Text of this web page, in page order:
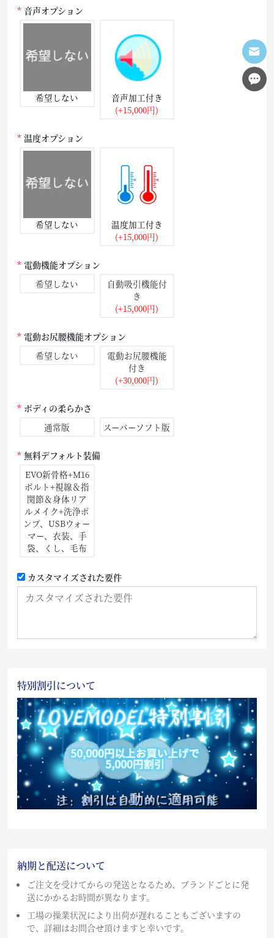
音声オプション
希望しない
音声加工付き
(+15,000円)
温度オプション
希望しない
温度加工付き
(+15,000円)
電動機能オプション
希望しない
自動吸引機能付
き
(+15,000円)
電動お尻腰機能オプション
希望しない
電動お尻腰機能
付き
(+30,000円)
ボディの柔らかさ
通常版
スーパーソフト版
無料デフォルト装備
EVO新骨格+M16
ボルト+視線＆指
関節＆身体リア
ルメイク+洗浄ポ
ンプ、USBウォー
マー、衣装、手
袋、くし、毛布
カスタマイズされた要件
特別割引について
納期と配送について
ご注文を受けてからの発送となるため、ブランドごとに発
送にかかるお時間が異なります。
工場の操業状況により出荷が遅れることもございますの
で、詳細はお問合せ頂けますと幸いです。